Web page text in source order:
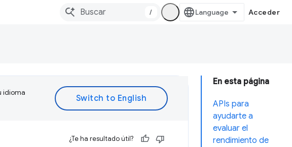
/ Acceder
En esta página
APIs para
ayudarte a
evaluar el
rendimiento de
idioma
¿Te ha resultado útil?